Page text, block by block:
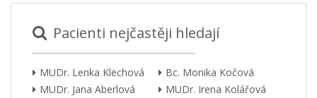
Pacienti nejčastěji hledají
MUDr. Lenka Klechová
Bc. Monika Kočová
MUDr. Jana Aberlová
MUDr. Irena Kolářová